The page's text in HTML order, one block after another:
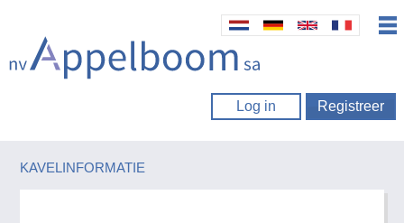
Log in Registreer
KAVELINFORMATIE